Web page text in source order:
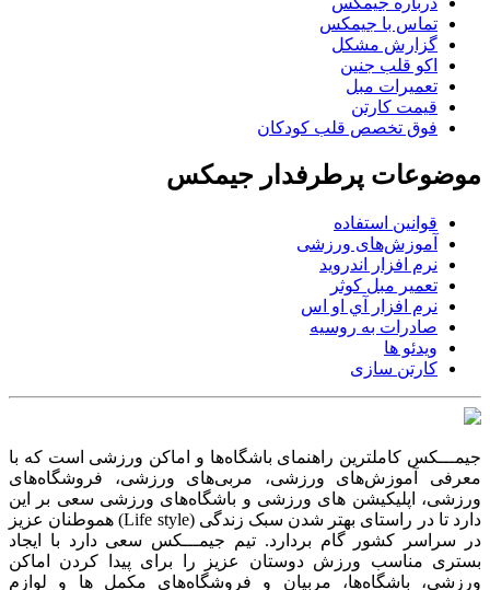
تماس با جیمکس
گزارش مشکل
اکو قلب جنین
تعمیرات مبل
قیمت کارتن
فوق تخصص قلب کودکان
موضوعات پرطرفدار جیمکس
قوانین استفاده
آموزش‌های ورزشی
نرم افزار اندروید
تعمیر مبل کوثر
نرم افزار آي او اس
صادرات به روسیه
ویدئو ها
کارتن سازی
جیمـــکس کاملترین راهنمای باشگاه‌ها و اماکن ورزشی است که با
معرفی آموزش‌های ورزشی، مربی‌های ورزشی، فروشگاه‌های
ورزشی، اپلیکیشن های ورزشی و باشگاه‌های ورزشی سعی بر این
دارد تا در راستای بهتر شدن سبک زندگی (Life style) هموطنان عزیز
در سراسر کشور گام بردارد. تیم جیمـــکس سعی دارد با ایجاد
بستری مناسب ورزش دوستان عزیز را برای پیدا کردن اماکن
ورزشی، باشگاه‌ها، مربیان و فروشگاه‌های مکمل ها و لوازم